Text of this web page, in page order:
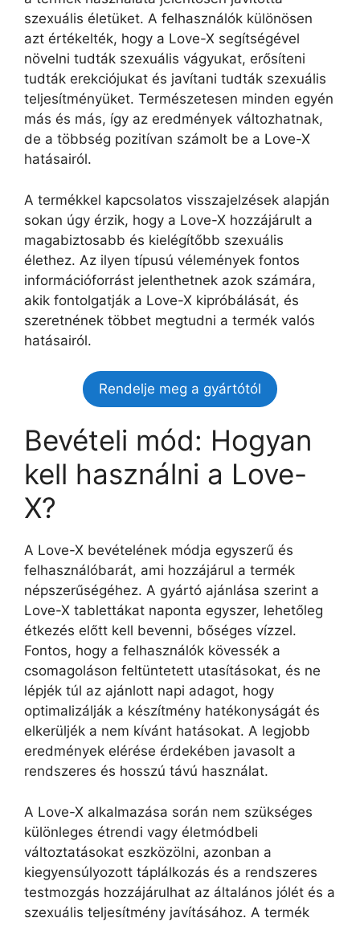
szexuális életüket. A felhasználók különösen
azt értékelték, hogy a Love-X segítségével
növelni tudták szexuális vágyukat, erősíteni
tudták erekciójukat és javítani tudták szexuális
teljesítményüket. Természetesen minden egyén
más és más, így az eredmények változhatnak,
de a többség pozitívan számolt be a Love-X
hatásairól.
A termékkel kapcsolatos visszajelzések alapján
sokan úgy érzik, hogy a Love-X hozzájárult a
magabiztosabb és kielégítőbb szexuális
élethez. Az ilyen típusú vélemények fontos
információforrást jelenthetnek azok számára,
akik fontolgatják a Love-X kipróbálását, és
szeretnének többet megtudni a termék valós
hatásairól.
Rendelje meg a gyártótól
Bevételi mód: Hogyan
kell használni a Love-
X?
A Love-X bevételének módja egyszerű és
felhasználóbarát, ami hozzájárul a termék
népszerűségéhez. A gyártó ajánlása szerint a
Love-X tablettákat naponta egyszer, lehetőleg
étkezés előtt kell bevenni, bőséges vízzel.
Fontos, hogy a felhasználók kövessék a
csomagoláson feltüntetett utasításokat, és ne
lépjék túl az ajánlott napi adagot, hogy
optimalizálják a készítmény hatékonyságát és
elkerüljék a nem kívánt hatásokat. A legjobb
eredmények elérése érdekében javasolt a
rendszeres és hosszú távú használat.
A Love-X alkalmazása során nem szükséges
különleges étrendi vagy életmódbeli
változtatásokat eszközölni, azonban a
kiegyensúlyozott táplálkozás és a rendszeres
testmozgás hozzájárulhat az általános jólét és a
szexuális teljesítmény javításához. A termék